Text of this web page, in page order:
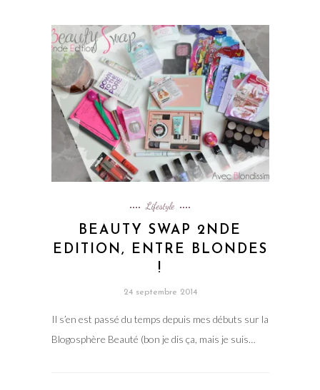
Lifestyle
BEAUTY SWAP 2NDE
EDITION, ENTRE BLONDES
!
24 septembre 2014
Il s’en est passé du temps depuis mes débuts sur la
Blogosphère Beauté (bon je dis ça, mais je suis…